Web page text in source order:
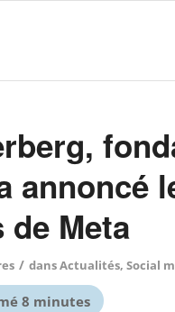
annoncé
Meta
/ dansActualités, Social